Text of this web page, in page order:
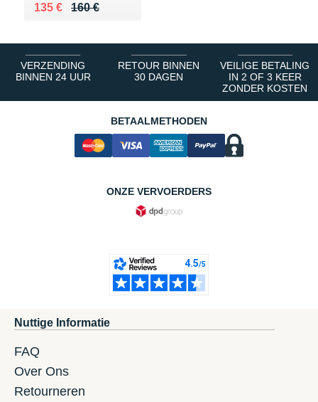
160 €
Au lieu de 160 €
135 €
Vendu 135 €
VERZENDING
BINNEN 24 UUR
RETOUR BINNEN
30 DAGEN
VEILIGE BETALING
IN 2 OF 3 KEER
ZONDER KOSTEN
BETAALMETHODEN
ONZE VERVOERDERS
Nuttige Informatie
FAQ
Over Ons
Retourneren